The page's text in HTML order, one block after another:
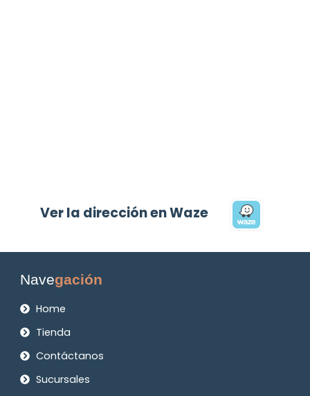
Ver la dirección en Waze
Navegación
Home
Tienda
Contáctanos
Sucursales